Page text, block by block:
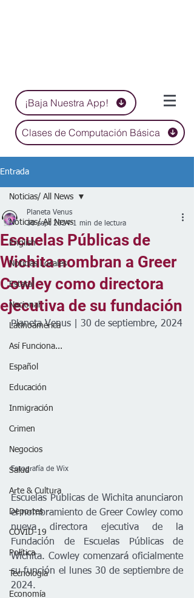
¡Baja Nuestra App!
Clases de Computación Básica
Entrada
Noticias/ All News
English
Noticias Locales
Estatal
Nacional
Latinoamérica
Así Funciona...
Español
Educación
Inmigración
Crimen
Negocios
Salud
Arte & Cultura
Deportes
COVID-19
Política
Tecnología
Economía
Noticias/ All News
Escuelas Públicas de
Wichita nombran a Greer
Cowley como directora
ejecutiva de su fundación
Planeta Venus
30 sept 2024 1 min de lectura
Planeta Venus | 30 de septiembre, 2024
Fotografía de Wix
Escuelas Públicas de Wichita anunciaron
el nombramiento de Greer Cowley como
nueva directora ejecutiva de la
Fundación de Escuelas Públicas de
Wichita. Cowley comenzará oficialmente
su función el lunes 30 de septiembre de
2024.